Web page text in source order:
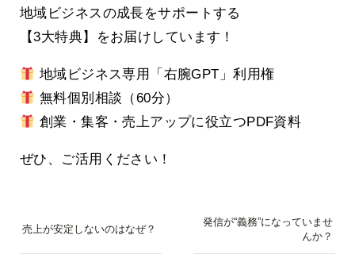
地域ビジネスの成長をサポートする
【3大特典】をお届けしています！
地域ビジネス専用「右腕GPT」利用権
無料個別相談（60分）
創業・集客・売上アップに役立つPDF資料
ぜひ、ご活用ください！
売上が安定しないのはなぜ？
発信が“義務”になっていませ
んか？